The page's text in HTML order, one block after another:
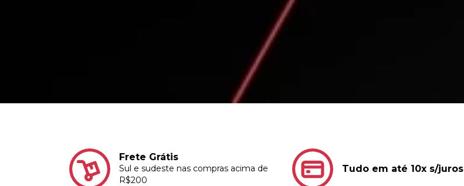
Frete Grátis
Sul e sudeste nas compras acima de
R$200
Tudo em até 10x s/juros